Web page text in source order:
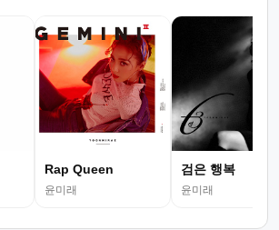
Rap Queen
윤미래
검은 행복
윤미래